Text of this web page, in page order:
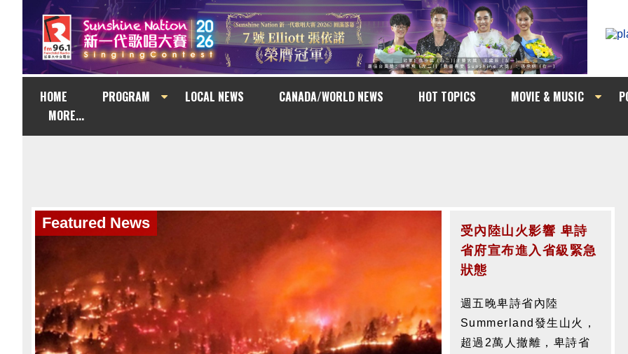
HOME PROGRAM LOCAL NEWS CANADA/WORLD NEWS HOT TOPICS MOVIE & MUSIC
MORE...
Featured News
受內陸山火影響 卑詩
省府宣布進入省級緊急
狀態
週五晚卑詩省內陸
Summerland發生山火，
超過2萬人撤離，卑詩省
Featured News
素里週五晚發生槍擊案
一名受害者受輕傷
一名受害者受輕傷。